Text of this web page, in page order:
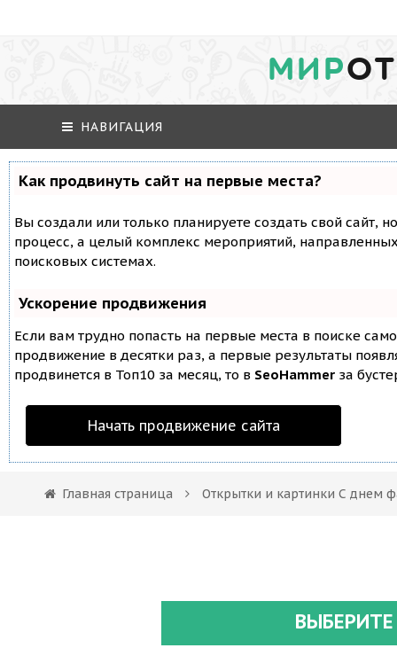
МИР
НАВИГАЦИЯ
Как продвинуть сайт на первые места?
Вы создали или только планируете создать свой сайт,
процесс, а целый комплекс мероприятий,
поисковых системах.
Ускорение продвижения
Если вам трудно попасть на первые места в поиске
продвижение в десятки раз, а первые результаты
продвинется в Топ10 за месяц, то в SeoHammer за
Начать продвижение сайта
Главная страница Открытки и картинки С днем